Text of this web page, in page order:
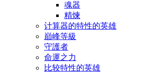
魂器
精煉
计算器的特性的英雄
巔峰等級
守護者
命運之力
比较特性的英雄